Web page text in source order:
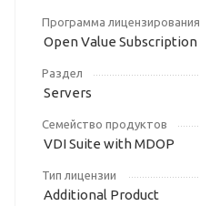
Программа лицензирования
Open Value Subscription
Раздел
Servers
Семейство продуктов
VDI Suite with MDOP
Тип лицензии
Additional Product